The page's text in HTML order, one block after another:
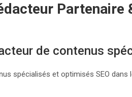
Partenaire
de contenus
spécialisés et optimisés SEO